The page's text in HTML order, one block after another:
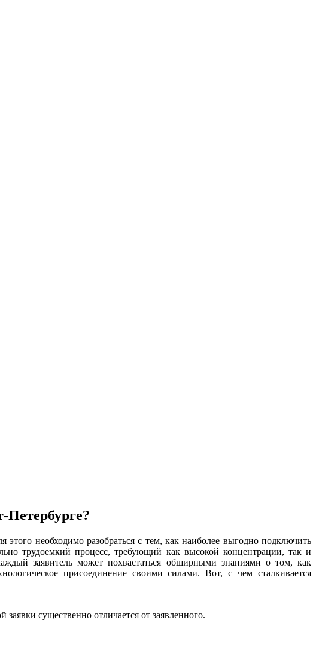
этого необходимо разобраться с тем, как наиболее выгодно подключить
трудоемкий процесс, требующий как высокой концентрации, так и
заявитель может похвастаться обширными знаниями о том, как
присоединение своими силами. Вот, с чем сталкивается
существенно отличается от заявленного.